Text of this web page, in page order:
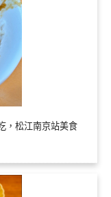
，松江南京站美食